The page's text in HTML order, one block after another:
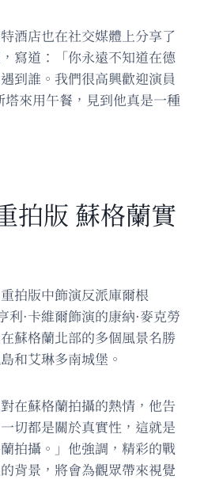
酒店也在社交媒體上分享了
寫道：「你永遠不知道在德
到誰。我們很高興歡迎演員
塔來用午餐，見到他真是一種
拍版 蘇格蘭實
拍版中飾演反派庫爾根
利·卡維爾飾演的康納·麥克勞
蘇格蘭北部的多個風景名勝
和艾琳多南城堡。
在蘇格蘭拍攝的熱情，他告
切都是關於真實性，這就是
拍攝。」他強調，精彩的戰
背景，將會為觀眾帶來視覺